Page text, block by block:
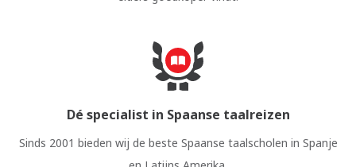
Dé specialist in Spaanse taalreizen
Sinds 2001 bieden wij de beste Spaanse taalscholen in Spanje